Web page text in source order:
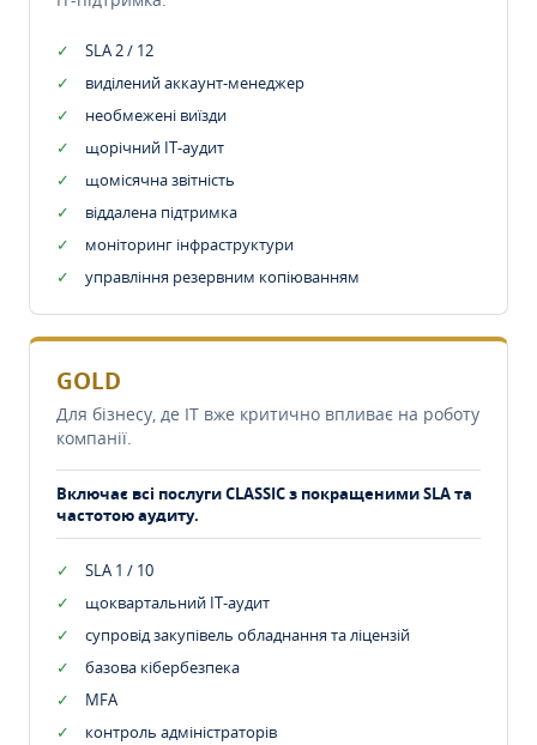
SLA 2 / 12
виділений аккаунт-менеджер
необмежені виїзди
щорічний IT-аудит
щомісячна звітність
віддалена підтримка
моніторинг інфраструктури
управління резервним копіюванням
GOLD
Для бізнесу, де IT вже критично впливає на роботу
компанії.
Включає всі послуги CLASSIC з покращеними SLA та
частотою аудиту.
SLA 1 / 10
щоквартальний IT-аудит
супровід закупівель обладнання та ліцензій
базова кібербезпека
MFA
контроль адміністраторів